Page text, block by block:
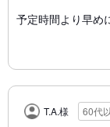
予定時間より早め
T.A.様 60代